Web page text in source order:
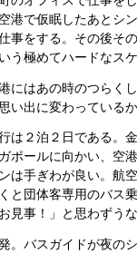
港で仮眠したあとシ
事をする。その後そ
う極めてハードなス
にはあの時のつらく
い出に変わっている
は２泊２日である。
ポールに向かい、空
は手ぎわが良い。航
と団体客専用のバス
見事！」と思わずうな
。バスガイドが夜の